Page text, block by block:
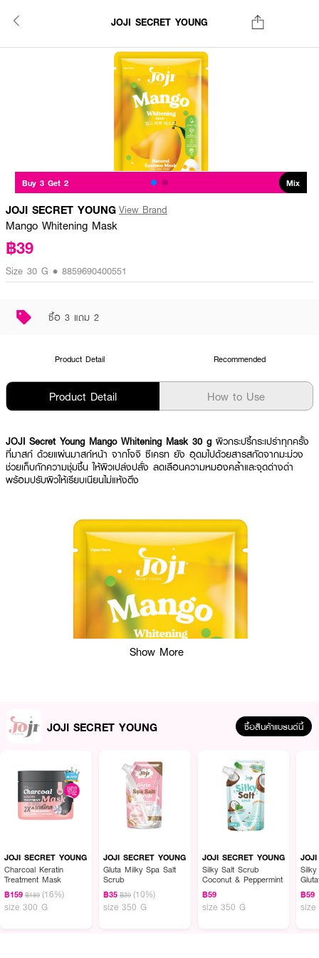
JOJI SECRET YOUNG
Buy 3 Get 2 Mix
JOJI SECRET YOUNG View Brand
Mango Whitening Mask
฿39
Size 30 G • 8859690400551
ซื้อ 3 แถม 2
Product Detail Recommended
Product Detail How to Use
JOJI Secret Young Mango Whitening Mask 30 g ผิวกระปรี้กระเปร่าทุกครั้ง
ที่มาสก์ ด้วยแผ่นมาสก์หน้า จากโจจิ ซีเครท ยัง อุดมไปด้วยสารสกัดจากมะม่วง
ช่วยเก็บกักความชุ่มชื้น ให้ผิวเปล่งปลั่ง ลดเลือนความหมองคล้ำและจุดด่างดำ
พร้อมปรับผิวให้เรียบเนียนไม่แห้งตึง
ผลลัพธ์ที่ได้
สกัดจากมะม่วง ช่วยเก็บกักความชุ่มชื้น ให้ผิวเปล่งปลั่ง ลดเลือนความหมองคล้ำ
และจุดด่างดำ ปรับผิวให้เรียบเนียนไม่แห้งตึง ช่วยให้ผิวกระปรี้กระเปร่าทุกครั้งที่มา
สก์
• อุดมไปด้วยสารสกัดจากมะม่วง
Show More
JOJI SECRET YOUNG ซื้อสินค้าแบรนด์นี้
JOJI SECRET YOUNG
Charcoal Keratin
Treatment Mask
฿159 ฿189 (16%)
size 300 G
JOJI SECRET YOUNG
Gluta Milky Spa Salt
Scrub
฿35 ฿39 (10%)
size 350 G
JOJI SECRET YOUNG
Silky Salt Scrub
Coconut & Peppermint
฿59
size 350 G
JOJI
฿59
size